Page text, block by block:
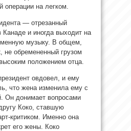
операции на легком.
— отрезанный
и иногда выходит на
музыку. В общем,
не обремененный грузом
положением отца.
овдовел, и ему
что жена изменила ему с
Он донимает вопросами
Коко, ставшую
критиком. Именно она
его жены. Коко